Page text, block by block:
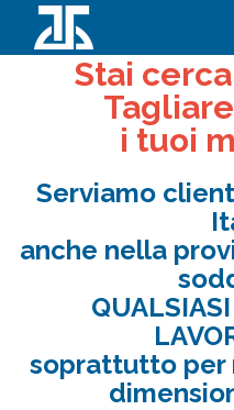
Stai
i tuoi
Serviamo
anche nella
soprattutto per